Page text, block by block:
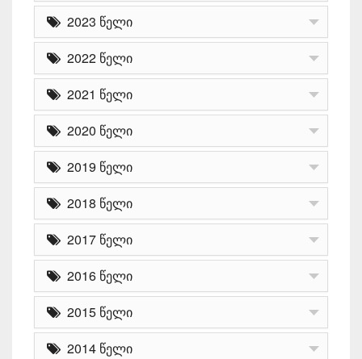
2023 წელი
2022 წელი
2021 წელი
2020 წელი
2019 წელი
2018 წელი
2017 წელი
2016 წელი
2015 წელი
2014 წელი